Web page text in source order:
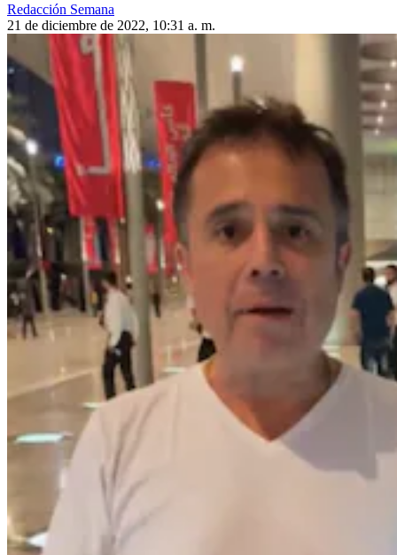
Redacción Semana
21 de diciembre de 2022, 10:31 a. m.